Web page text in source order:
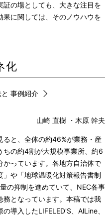
証の場としても、大きな注目を
に関しては、そのノウハウを
化
事例紹介
山崎 直樹 ・木原 幹夫
ると、全体の約46%が業務・産
ちの約4割が大規模事業所、約6
っています。各地方自治体で
や「地球温暖化対策報告書制
の抑制を進めていて、NEC各事
となっています。本稿では我
導入したLIFELED'S、AlLine、